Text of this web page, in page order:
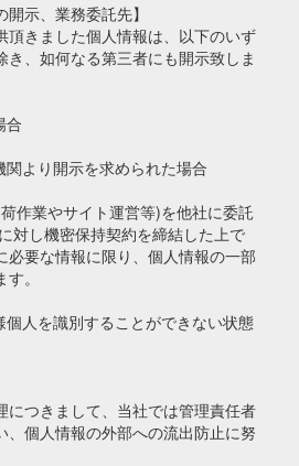
開示、業務委託先】
頂きました個人情報は、以下のいず
き、如何なる第三者にも開示致しま
合
より開示を求められた場合
作業やサイト運営等)を他社に委託
対し機密保持契約を締結した上で
必要な情報に限り、個人情報の一部
。
人を識別することができない状態
につきまして、当社では管理責任者
、個人情報の外部への流出防止に努